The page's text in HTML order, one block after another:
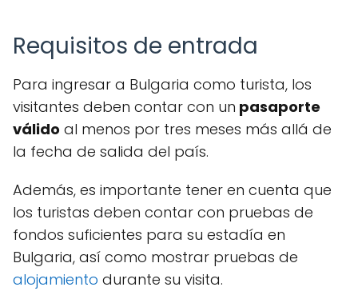
Requisitos de entrada
Para ingresar a Bulgaria como turista, los
visitantes deben contar con un pasaporte
válido al menos por tres meses más allá de
la fecha de salida del país.
Además, es importante tener en cuenta que
los turistas deben contar con pruebas de
fondos suficientes para su estadía en
Bulgaria, así como mostrar pruebas de
alojamiento durante su visita.